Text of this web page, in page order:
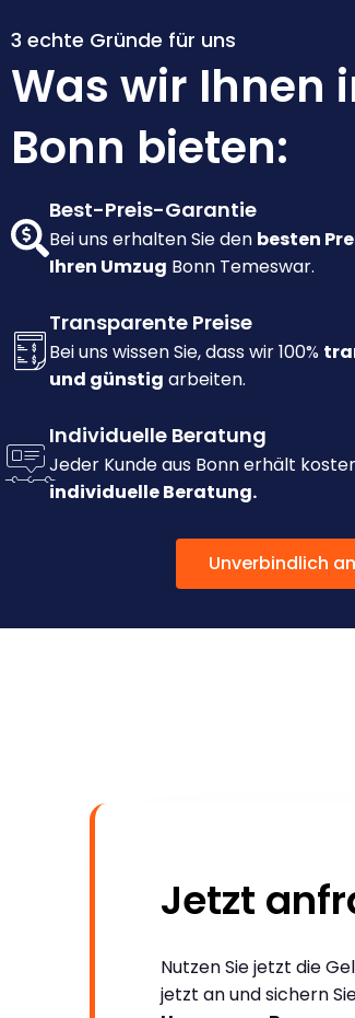
3 echte Gründe für uns
Was wir Ihnen
Bonn bieten:
Best-Preis-Garantie
Bei uns erhalten Sie den besten
Ihren Umzug Bonn Temeswar.
Transparente Preise
Bei uns wissen Sie, dass wir 100%
und günstig arbeiten.
Individuelle Beratung
Jeder Kunde aus Bonn erhält
individuelle Beratung.
Unverbindlich
Jetzt
Nutzen Sie jetzt die
jetzt an und sichern